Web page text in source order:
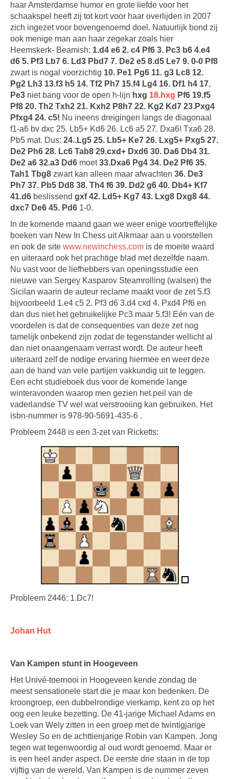
haar Amsterdamse humor en grote liefde voor het
schaakspel heeft zij tot kort voor haar overlijden in 2007
zich ingezet voor bovengenoemd doel. Natuurlijk bond zij
ook menige man aan haar zegekar zoals hier
Heemskerk- Beamish: 1.d4 e6 2. c4 Pf6 3. Pc3 b6 4.e4
d6 5. Pf3 Lb7 6. Ld3 Pbd7 7. De2 e5 8.d5 Le7 9. 0-0 Pf8
zwart is nogal voorzichtig 10. Pe1 Pg6 11. g3 Lc8 12.
Pg2 Lh3 13.f3 h5 14. Tf2 Ph7 15.f4 Lg4 16. Df1 h4 17.
Pe3 niet bang voor de open h-lijn hxg 18.hxg Pf6 19.f5
Pf8 20. Th2 Txh2 21. Kxh2 P8h7 22. Kg2 Kd7 23.Pxg4
Pfxg4 24. c5! Nu ineens dreigingen langs de diagonaal
f1-a6 bv dxc 25. Lb5+ Kd6 26. Lc6 a5 27. Dxa6! Txa6 28.
Pb5 mat. Dus: 24..Lg5 25. Lb5+ Ke7 26. Lxg5+ Pxg5 27.
De2 Ph6 28. Lc6 Tab8 29.cxd+ Dxd6 30. Da6 Db4 31.
De2 a6 32.a3 Dd6 moet33.Dxa6 Pg4 34. De2 Pf6 35.
Tah1 Tbg8 zwart kan alleen maar afwachten 36. De3
Ph7 37. Pb5 Dd8 38. Th4 f6 39. Dd2 g6 40. Db4+ Kf7
41.d6 beslissend gxf 42. Ld5+ Kg7 43. Lxg8 Dxg8 44.
dxc7 De6 45. Pd6 1-0.
In de komende maand gaan we weer enige voortreffelijke
boeken van New In Chess uit Alkmaar aan u voorstellen
en ook de site www.newinchess.com is de moeite waard
en uiteraard ook het prachtige blad met dezelfde naam.
Nu vast voor de liefhebbers van openingsstudie een
nieuwe van Sergey Kasparov Steamrolling (walsen) the
Sicilan waarin de auteur reclame maakt voor de zet 5.f3
bijvoorbeeld 1.e4 c5 2. Pf3 d6 3.d4 cxd 4. Pxd4 Pf6 en
dan dus niet het gebruikelijke Pc3 maar 5.f3! Eén van de
voordelen is dat de consequenties van deze zet nog
tamelijk onbekend zijn zodat de tegenstander wellicht al
dan niet onaangenaam verrast wordt. De auteur heeft
uiteraard zelf de nodige ervaring hiermee en weet deze
aan de hand van vele partijen vakkundig uit te leggen.
Een echt studieboek dus voor de komende lange
winteravonden waarop men gezien het peil van de
vaderlandse TV wel wat verstrooiing kan gebruiken. Het
isbn-nummer is 978-90-5691-435-6 .
Probleem 2448 is een 3-zet van Ricketts:
Probleem 2446: 1.Dc7!
Johan Hut
Van Kampen stunt in Hoogeveen
Het Univé-toernooi in Hoogeveen kende zondag de
meest sensationele start die je maar kon bedenken. De
kroongroep, een dubbelrondige vierkamp, kent zo op het
oog een leuke bezetting. De 41-jarige Michael Adams en
Loek van Wely zitten in een groep met de twintigjarige
Wesley So en de achttienjarige Robin van Kampen. Jong
tegen wat tegenwoordig al oud wordt genoemd. Maar er
is een heel ander aspect. De eerste drie staan in de top
vijftig van de wereld. Van Kampen is de nummer zeven